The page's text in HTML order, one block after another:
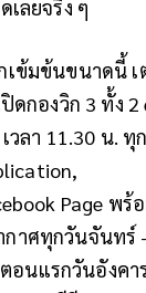
เลยจริง ๆ
เข้มข้นขนาดนี้
ดกองวิก 3 ทั้ง
วลา 11.30 น. ทุ
Page พ
าศทุกวันจันทร์
ตอนแรกวันอังค